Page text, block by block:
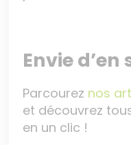
Envie
Parcourez nos
et découvrez
en un clic !